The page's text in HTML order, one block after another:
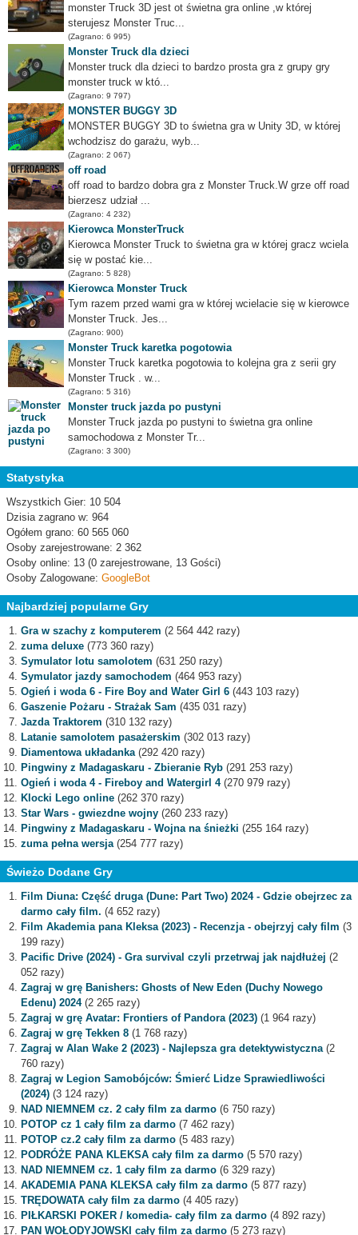
monster Truck 3D jest ot świetna gra online ,w której
sterujesz Monster Truc...
(Zagrano: 6 995)
Monster Truck dla dzieci
Monster truck dla dzieci to bardzo prosta gra z grupy gry
monster truck w któ...
(Zagrano: 9 797)
MONSTER BUGGY 3D
MONSTER BUGGY 3D to świetna gra w Unity 3D, w której
wchodzisz do garażu, wyb...
(Zagrano: 2 067)
off road
off road to bardzo dobra gra z Monster Truck.W grze off road
bierzesz udział ...
(Zagrano: 4 232)
Kierowca MonsterTruck
Kierowca Monster Truck to świetna gra w której gracz wciela
się w postać kie...
(Zagrano: 5 828)
Kierowca Monster Truck
Tym razem przed wami gra w której wcielacie się w kierowce
Monster Truck. Jes...
(Zagrano: 900)
Monster Truck karetka pogotowia
Monster Truck karetka pogotowia to kolejna gra z serii gry
Monster Truck . w...
(Zagrano: 5 316)
Monster truck jazda po pustyni
Monster Truck jazda po pustyni to świetna gra online
samochodowa z Monster Tr...
(Zagrano: 3 300)
Statystyka
Wszystkich Gier: 10 504
Dzisia zagrano w: 964
Ogółem grano: 60 565 060
Osoby zarejestrowane: 2 362
Osoby online: 13 (0 zarejestrowane, 13 Gości)
Osoby Zalogowane: GoogleBot
Najbardziej popularne Gry
Gra w szachy z komputerem (2 564 442 razy)
zuma deluxe (773 360 razy)
Symulator lotu samolotem (631 250 razy)
Symulator jazdy samochodem (464 953 razy)
Ogień i woda 6 - Fire Boy and Water Girl 6 (443 103 razy)
Gaszenie Pożaru - Strażak Sam (435 031 razy)
Jazda Traktorem (310 132 razy)
Latanie samolotem pasażerskim (302 013 razy)
Diamentowa układanka(292 420 razy)
Pingwiny z Madagaskaru - Zbieranie Ryb (291 253 razy)
Ogień i woda 4 - Fireboy and Watergirl 4(270 979 razy)
Klocki Lego online (262 370 razy)
Star Wars - gwiezdne wojny (260 233 razy)
Pingwiny z Madagaskaru - Wojna na śnieżki (255 164 razy)
zuma pełna wersja(254 777 razy)
Świeżo Dodane Gry
Film Diuna: Część druga (Dune: Part Two) 2024 - Gdzie obejrzec za
darmo cały film. (4 652 razy)
Film Akademia pana Kleksa (2023) - Recenzja - obejrzyj cały film (3
199 razy)
Pacific Drive (2024) - Gra survival czyli przetrwaj jak najdłużej (2
052 razy)
Zagraj w grę Banishers: Ghosts of New Eden (Duchy Nowego
Edenu) 2024(2 265 razy)
Zagraj w grę Avatar: Frontiers of Pandora (2023) (1 964 razy)
Zagraj w grę Tekken 8 (1 768 razy)
Zagraj w Alan Wake 2 (2023) - Najlepsza gra detektywistyczna(2
760 razy)
Zagraj w Legion Samobójców: Śmierć Lidze Sprawiedliwości
(2024) (3 124 razy)
NAD NIEMNEM cz. 2 cały film za darmo (6 750 razy)
POTOP cz 1 cały film za darmo (7 462 razy)
POTOP cz.2 cały film za darmo (5 483 razy)
PODRÓŻE PANA KLEKSA cały film za darmo (5 570 razy)
NAD NIEMNEM cz. 1 cały film za darmo (6 329 razy)
AKADEMIA PANA KLEKSA cały film za darmo (5 877 razy)
TRĘDOWATA cały film za darmo (4 405 razy)
PIŁKARSKI POKER / komedia- cały film za darmo (4 892 razy)
PAN WOŁODYJOWSKI cały film za darmo (5 273 razy)